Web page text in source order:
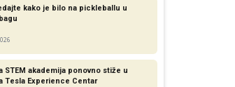
kako je bilo na pickleballu u
STEM akademija ponovno stiže u
Tesla Experience Centar